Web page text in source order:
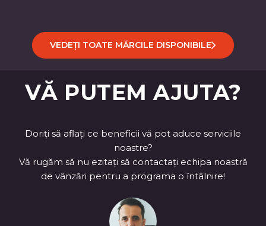
VEDEȚI TOATE MĂRCILE DISPONIBILE
VĂ PUTEM AJUTA?
Doriți să aflați ce beneficii vă pot aduce serviciile
noastre?
Vă rugăm să nu ezitați să contactați echipa noastră
de vânzări pentru a programa o întâlnire!